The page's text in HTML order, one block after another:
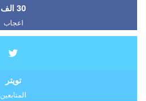
30 الف
اعجاب
تويتر
المتابعين